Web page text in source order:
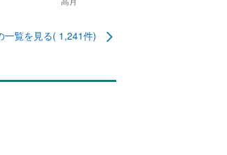
一覧を見る( 1,241件)